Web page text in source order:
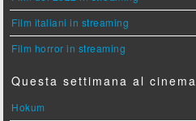
Film italiani in streaming
Film horror in streaming
Questa settimana al cinema
Hokum